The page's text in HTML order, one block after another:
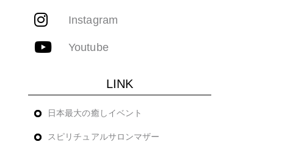
Instagram
Youtube
LINK
日本最大の癒しイベント
スピリチュアルサロンマザー